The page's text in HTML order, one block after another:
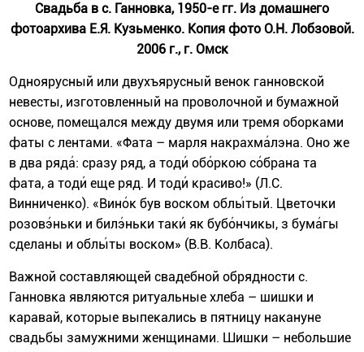
Свадьба в с. Ганновка, 1950-е гг. Из домашнего
фотоархива Е.Я. Кузьменко. Копия фото О.Н. Лобзовой.
2006 г., г. Омск
Одноярусный или двухъярусный венок ганновской
невесты, изготовленный на проволочной и бумажной
основе, помещался между двумя или тремя оборками
фаты с лентами. «Фата – марля накрахма́лэна. Оно же
в два ряда́: сразу ряд, а тоди́ обо́ркою со́брана та
фата, а тоди́ еще ряд. И тоди́ красиво!» (Л.С.
Винниченко). «Вино́к був воском облы́тый. Цветочки
розовэ́ньки и билэ́ньки таки́ як бубо́нчикы, з бума́гы
сделаны и облы́ты воском» (В.В. Колбаса).
Важной составляющей свадебной обрядности с.
Ганновка являются ритуальные хлеба – шишки и
каравай, которые выпекались в пятницу накануне
свадьбы замужними женщинами. Шишки – небольшие